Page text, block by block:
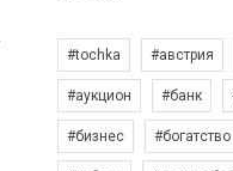
#tochka #австрия
#аукцион #банк
#бизнес #богатство